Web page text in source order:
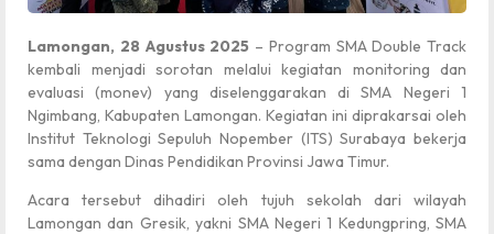
Lamongan, 28 Agustus 2025 – Program SMA Double Track
kembali menjadi sorotan melalui kegiatan monitoring dan
evaluasi (monev) yang diselenggarakan di SMA Negeri 1
Ngimbang, Kabupaten Lamongan. Kegiatan ini diprakarsai oleh
Institut Teknologi Sepuluh Nopember (ITS) Surabaya bekerja
sama dengan Dinas Pendidikan Provinsi Jawa Timur.
Acara tersebut dihadiri oleh tujuh sekolah dari wilayah
Lamongan dan Gresik, yakni SMA Negeri 1 Kedungpring, SMA